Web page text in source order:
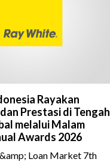
Rayakan
Prestasi di Tengah
melalui Malam
Awards 2026
Loan Market 7th